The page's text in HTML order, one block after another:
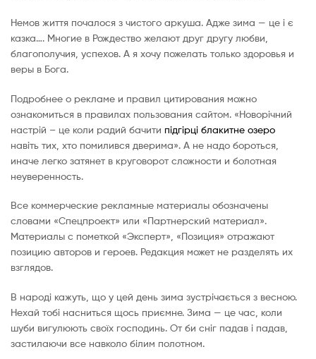
Немов життя почалося з чистого аркуша. Адже зима — це і є
казка…. Многие в Рождество желают друг другу любви,
благополучия, успехов. А я хочу пожелать только здоровья и
веры в Бога.
Подробнее о рекламе и правил цитирования можно
ознакомиться в правилах пользования сайтом. «Новорічний
настрій – це коли радий бачити підгірці блакитне озеро
навіть тих, хто помилився дверима». А не надо бороться,
иначе легко затянет в круговорот сложности и болотная
неуверенность.
Все коммерческие рекламные материалы обозначены
словами «Спецпроект» или «Партнерский материал».
Материалы с пометкой «Эксперт», «Позиция» отражают
позицию авторов и героев. Редакция может не разделять их
взглядов.
В народі кажуть, що у цей день зима зустрічається з весною.
Нехай тобі насниться щось приємне. Зима — це час, коли
шуби вигулюють своїх господинь. От би сніг падав і падав,
застилаючи все навколо білим полотном.